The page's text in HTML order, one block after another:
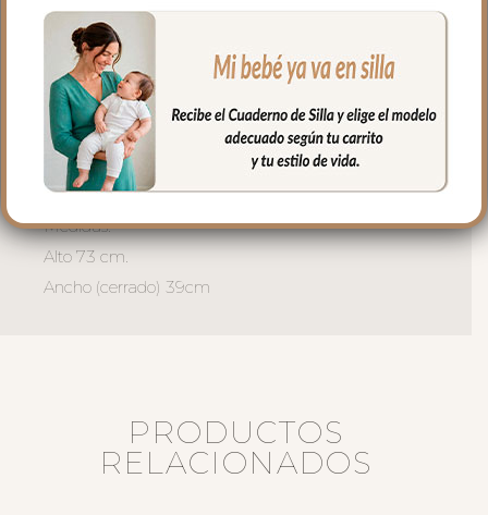
algodón o en pelo corto liso,
El relleno del saquito es micro fibra hueca
para mayor confort del bebé y muy
buena transpirabilidad.
Puedes lavar a mano o en lavadora,
siempre agua fría, jabones no abrasivos y
secado al natural.
Medidas:
Alto 73 cm.
Ancho (cerrado) 39cm
PRODUCTOS
RELACIONADOS